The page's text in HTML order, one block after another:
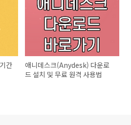
간
애니데스크(Anydesk) 다운로
드 설치 및 무료 원격 사용법